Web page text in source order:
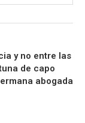
y no entre las
de capo
abogada